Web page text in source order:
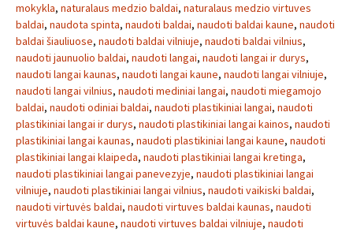
mokykla, naturalaus medzio baldai, naturalaus medzio virtuves
baldai, naudota spinta, naudoti baldai, naudoti baldai kaune, naudoti
baldai šiauliuose, naudoti baldai vilniuje, naudoti baldai vilnius,
naudoti jaunuolio baldai, naudoti langai, naudoti langai ir durys,
naudoti langai kaunas, naudoti langai kaune, naudoti langai vilniuje,
naudoti langai vilnius, naudoti mediniai langai, naudoti miegamojo
baldai, naudoti odiniai baldai, naudoti plastikiniai langai, naudoti
plastikiniai langai ir durys, naudoti plastikiniai langai kainos, naudoti
plastikiniai langai kaunas, naudoti plastikiniai langai kaune, naudoti
plastikiniai langai klaipeda, naudoti plastikiniai langai kretinga,
naudoti plastikiniai langai panevezyje, naudoti plastikiniai langai
vilniuje, naudoti plastikiniai langai vilnius, naudoti vaikiski baldai,
naudoti virtuvės baldai, naudoti virtuves baldai kaunas, naudoti
virtuvės baldai kaune, naudoti virtuves baldai vilniuje, naudoti